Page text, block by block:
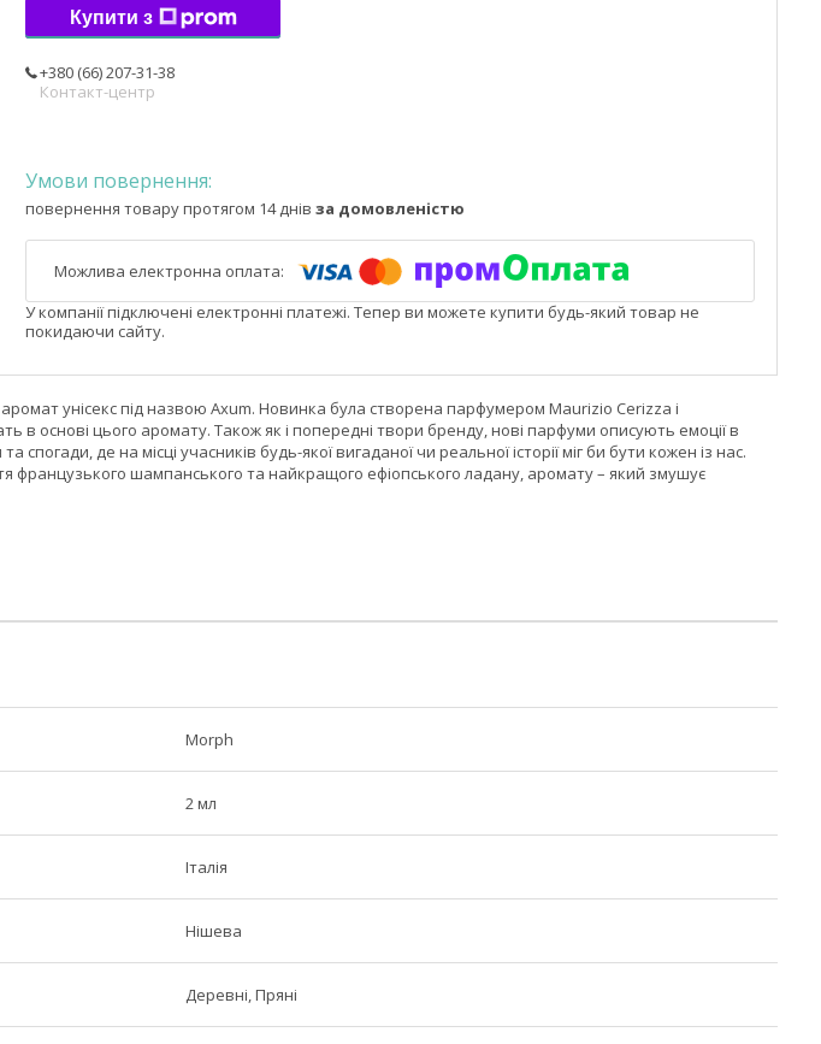
Купити з
+380 (66) 207-31-38
Контакт-центр
повернення товару протягом 14 днів за домовленістю
У компанії підключені електронні платежі. Тепер ви можете купити будь-який товар не
покидаючи сайту.
унісекс під назвою Axum. Новинка була створена парфумером Maurizio Cerizza і
в основі цього аромату. Також як і попередні твори бренду, нові парфуми описують емоції в
де на місці учасників будь-якої вигаданої чи реальної історії міг би бути кожен із нас.
французького шампанського та найкращого ефіопського ладану, аромату – який змушує
Morph
2 мл
Італія
Нішева
Деревні, Пряні